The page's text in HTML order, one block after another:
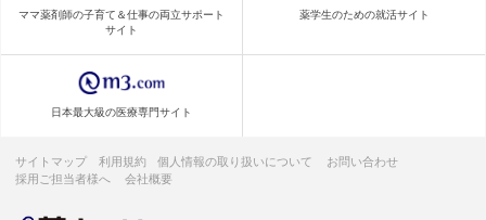
ママ薬剤師の子育て＆仕事の両立サポート
サイト
薬学生のための就活サイト
日本最大級の医療専門サイト
サイトマップ 利用規約 個人情報の取り扱いについて
お問い合わせ
採用ご担当者様へ
会社概要